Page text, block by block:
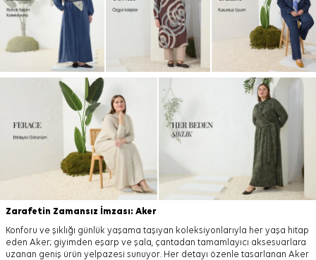
Zarafetin Zamansız İmzası: Aker
Konforu ve şıklığı günlük yaşama taşıyan koleksiyonlarıyla her yaşa hitap
eden Aker; giyimden eşarp ve şala, çantadan tamamlayıcı aksesuarlara
uzanan geniş ürün yelpazesi sunuyor. Her detayı özenle tasarlanan Aker